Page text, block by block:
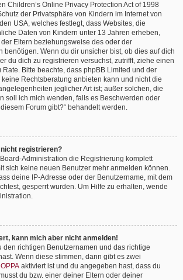
Children’s Online Privacy Protection Act of 1998
der Privatsphäre von Kindern im Internet von
USA, welches festlegt, dass Websites, die
Daten von Kindern unter 13 Jahren erheben,
Eltern beziehungsweise des oder der
benötigen. Wenn du dir unsicher bist, ob dies auf dich
du dich zu registrieren versuchst, zutrifft, ziehe einen
Bitte beachte, dass phpBB Limited und der
keine Rechtsberatung anbieten kann und nicht die
jeglicher Art ist; außer solchen, die
soll ich mich wenden, falls es Beschwerden oder
Forum gibt?“ behandelt werden.
registrieren?
Administration die Registrierung komplett
sich keine neuen Benutzer mehr anmelden können.
deine IP-Adresse oder der Benutzername, mit dem
gesperrt wurden. Um Hilfe zu erhalten, wende
kann mich aber nicht anmelden!
den richtigen Benutzernamen und das richtige
Wenn diese stimmen, dann gibt es zwei
aktiviert ist und du angegeben hast, dass du
du bzw. einer deiner Eltern oder deiner